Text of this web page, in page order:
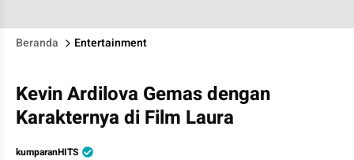
Beranda Entertainment
Kevin Ardilova Gemas dengan
Karakternya di Film Laura
kumparanHITS